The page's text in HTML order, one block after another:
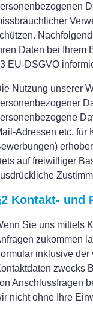
Daten bei Ihrem
EU-DSGVO
Nutzung unserer
Adressen etc. für
auf freiwilliger
Kontakt- und
Sie uns mittels
zukommen
inklusive der
zwecks
Anschlussfragen
nicht ohne Ihre